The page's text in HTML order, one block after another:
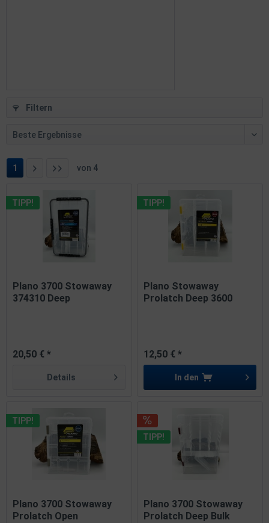
Filtern
1 von 4
TIPP!
Plano 3700 Stowaway
374310 Deep
20,50 € *
Details
TIPP!
Plano Stowaway
Prolatch Deep 3600
12,50 € *
In den
TIPP!
Plano 3700 Stowaway
Prolatch Open
TIPP!
Plano 3700 Stowaway
Prolatch Deep Bulk